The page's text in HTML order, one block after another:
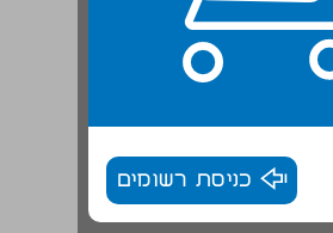
כניסת רשומים